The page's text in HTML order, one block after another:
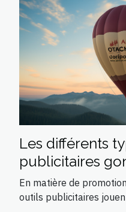
Les différents
publicitaires
la montgolfière
En matière de
outils publicitaires